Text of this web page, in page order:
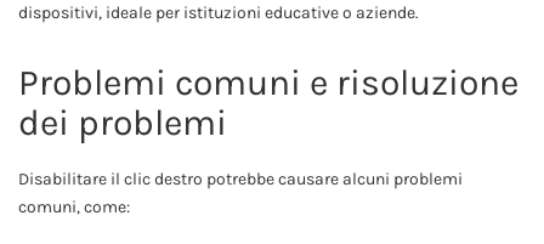
dispositivi, ideale per istituzioni educative o aziende.
Problemi comuni e risoluzione
dei problemi
Disabilitare il clic destro potrebbe causare alcuni problemi
comuni, come: